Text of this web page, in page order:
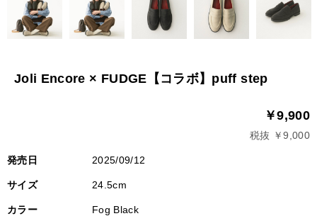
Joli Encore × FUDGE【コラボ】puff step
￥9,900
税抜 ￥9,000
発売日 2025/09/12
サイズ 24.5cm
カラー Fog Black